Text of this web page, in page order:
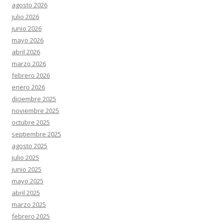
agosto 2026
julio 2026
junio 2026
mayo 2026
abril 2026
marzo 2026
febrero 2026
enero 2026
diciembre 2025
noviembre 2025
octubre 2025
septiembre 2025
agosto 2025
julio 2025
junio 2025
mayo 2025
abril 2025
marzo 2025
febrero 2025